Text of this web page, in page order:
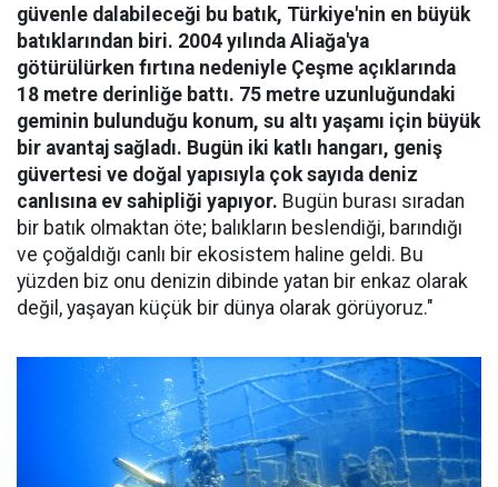
güvenle dalabileceği bu batık, Türkiye'nin en büyük
batıklarından biri. 2004 yılında Aliağa'ya
götürülürken fırtına nedeniyle Çeşme açıklarında
18 metre derinliğe battı. 75 metre uzunluğundaki
geminin bulunduğu konum, su altı yaşamı için büyük
bir avantaj sağladı. Bugün iki katlı hangarı, geniş
güvertesi ve doğal yapısıyla çok sayıda deniz
canlısına ev sahipliği yapıyor. Bugün burası sıradan
bir batık olmaktan öte; balıkların beslendiği, barındığı
ve çoğaldığı canlı bir ekosistem haline geldi. Bu
yüzden biz onu denizin dibinde yatan bir enkaz olarak
değil, yaşayan küçük bir dünya olarak görüyoruz."